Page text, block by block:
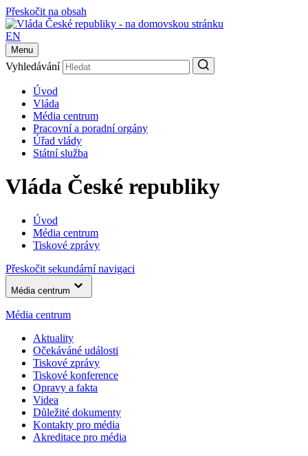
Přeskočit na obsah
EN
Menu
Vyhledávání
Úvod
Vláda
Média centrum
Pracovní a poradní orgány
Úřad vlády
Státní služba
Vláda České republiky
Úvod
Média centrum
Tiskové zprávy
Přeskočit sekundární navigaci
Média centrum
Média centrum
Aktuality
Očekáváné události
Tiskové zprávy
Tiskové konference
Opravy a fakta
Videa
Důležité dokumenty
Kontakty pro média
Akreditace pro média